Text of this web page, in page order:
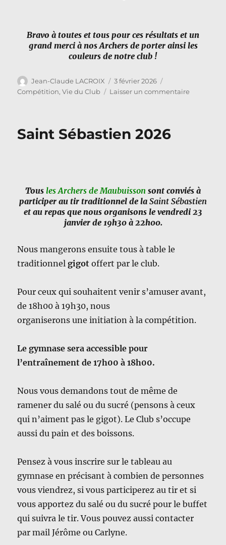
Bravo à toutes et tous pour ces résultats et un
grand merci à nos Archers de porter ainsi les
couleurs de notre club !
Auteur
Jean-Claude LACROIX
Publié
le
3 février 2026
Compétition,Vie du Club Laisser un commentairesur
Saint Sébastien 2026
Tous les Archers de Maubuisson sont conviés à
participer au tir traditionnel de la Saint Sébastien
et au repas que nous organisons le vendredi 23
janvier de 19h30 à 22h00.
Nous mangerons ensuite tous à table le
traditionnelgigot offert par le club.
Pour ceux qui souhaitent venir s’amuser avant,
de 18h00 à 19h30, nous
organiserons une initiation à la compétition.
Le gymnase sera accessible pour
l’entraînement de 17h00 à 18h00.
Nous vous demandons tout de même de
ramener du salé ou du sucré (pensons à ceux
qui n’aiment pas le gigot). Le Club s’occupe
aussi du pain et des boissons.
Pensez à vous inscrire sur le tableau au
gymnase en précisant à combien de personnes
vous viendrez, si vous participerez au tir et si
vous apportez du salé ou du sucré pour le buffet
qui suivra le tir. Vous pouvez aussi contacter
par mail Jérôme ou Carlyne.